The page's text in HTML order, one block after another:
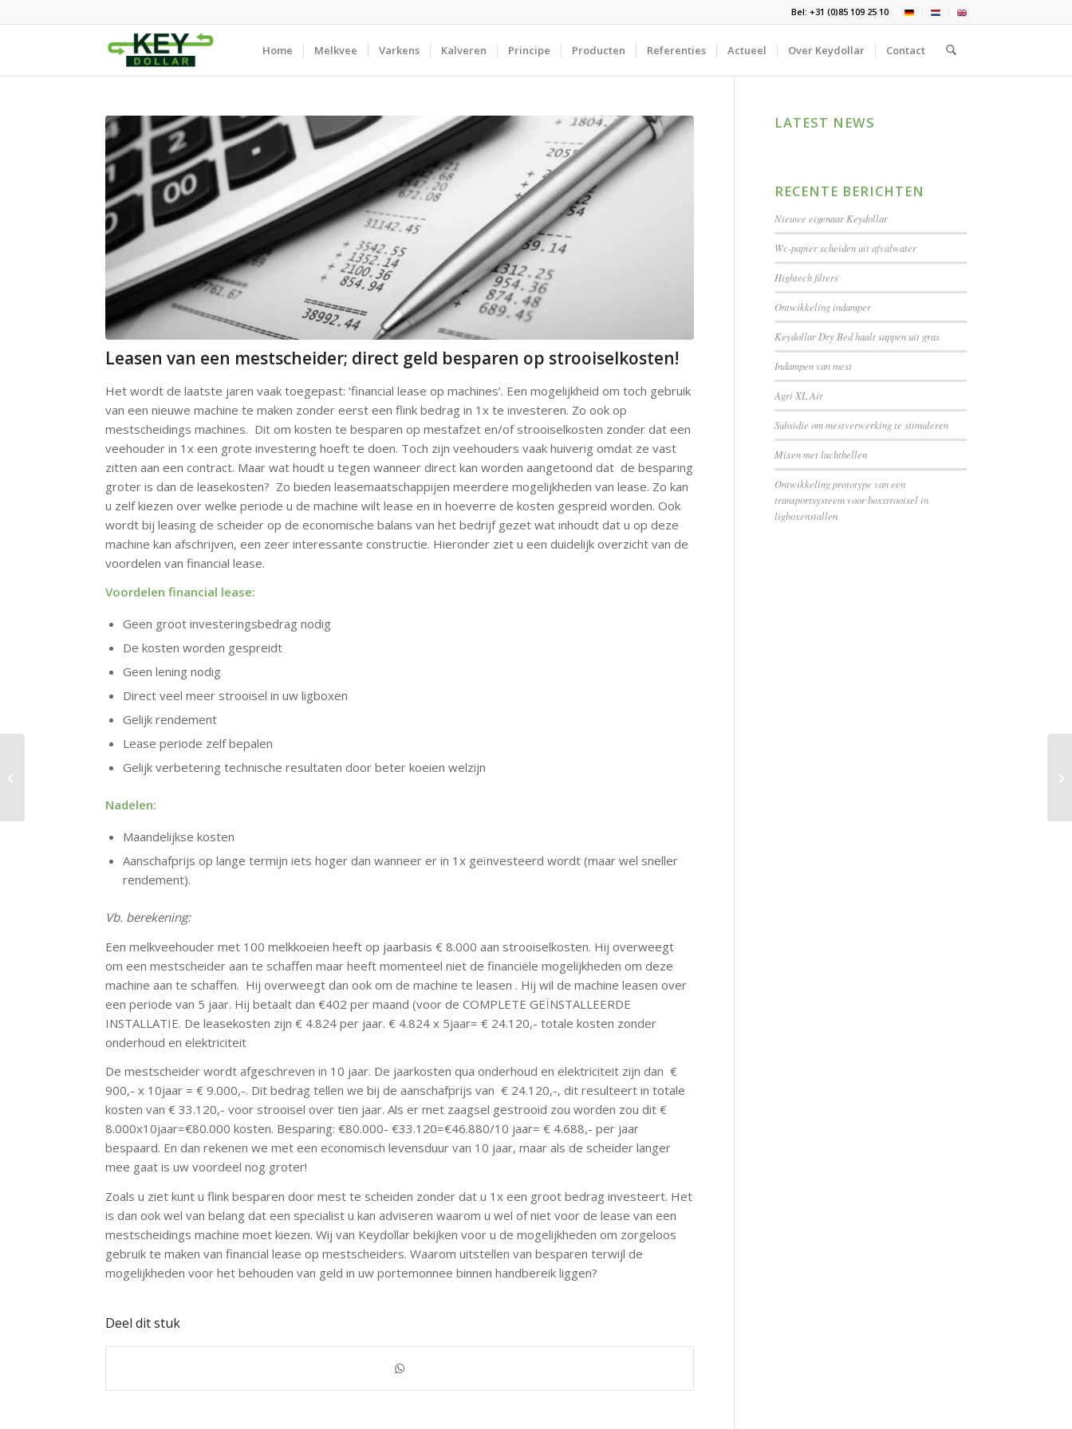
Bel: +31 (0)85 109 25 10
Home Melkvee Varkens Kalveren Principe Producten Referenties Actueel Over Keydollar Contact
Leasen van een mestscheider; direct geld besparen op strooiselkosten!
Het wordt de laatste jaren vaak toegepast: ‘financial lease op machines’. Een mogelijkheid om toch gebruik
van een nieuwe machine te maken zonder eerst een flink bedrag in 1x te investeren. Zo ook op
mestscheidings machines. Dit om kosten te besparen op mestafzet en/of strooiselkosten zonder dat een
veehouder in 1x een grote investering hoeft te doen. Toch zijn veehouders vaak huiverig omdat ze vast
zitten aan een contract. Maar wat houdt u tegen wanneer direct kan worden aangetoond dat de besparing
groter is dan de leasekosten? Zo bieden leasemaatschappijen meerdere mogelijkheden van lease. Zo kan
u zelf kiezen over welke periode u de machine wilt lease en in hoeverre de kosten gespreid worden. Ook
wordt bij leasing de scheider op de economische balans van het bedrijf gezet wat inhoudt dat u op deze
machine kan afschrijven, een zeer interessante constructie. Hieronder ziet u een duidelijk overzicht van de
voordelen van financial lease.
Voordelen financial lease:
Geen groot investeringsbedrag nodig
De kosten worden gespreidt
Geen lening nodig
Direct veel meer strooisel in uw ligboxen
Gelijk rendement
Lease periode zelf bepalen
Gelijk verbetering technische resultaten door beter koeien welzijn
Nadelen:
Maandelijkse kosten
Aanschafprijs op lange termijn iets hoger dan wanneer er in 1x geïnvesteerd wordt (maar wel sneller
rendement).
Vb. berekening:
Een melkveehouder met 100 melkkoeien heeft op jaarbasis € 8.000 aan strooiselkosten. Hij overweegt
om een mestscheider aan te schaffen maar heeft momenteel niet de financiële mogelijkheden om deze
machine aan te schaffen. Hij overweegt dan ook om de machine te leasen . Hij wil de machine leasen over
een periode van 5 jaar. Hij betaalt dan €402 per maand (voor de COMPLETE GEÏNSTALLEERDE
INSTALLATIE. De leasekosten zijn € 4.824 per jaar. € 4.824 x 5jaar= € 24.120,- totale kosten zonder
onderhoud en elektriciteit
De mestscheider wordt afgeschreven in 10 jaar. De jaarkosten qua onderhoud en elektriciteit zijn dan €
900,- x 10jaar = € 9.000,-. Dit bedrag tellen we bij de aanschafprijs van € 24.120,-, dit resulteert in totale
kosten van € 33.120,- voor strooisel over tien jaar. Als er met zaagsel gestrooid zou worden zou dit €
8.000x10jaar=€80.000 kosten. Besparing: €80.000- €33.120=€46.880/10 jaar= € 4.688,- per jaar
bespaard. En dan rekenen we met een economisch levensduur van 10 jaar, maar als de scheider langer
mee gaat is uw voordeel nog groter!
Zoals u ziet kunt u flink besparen door mest te scheiden zonder dat u 1x een groot bedrag investeert. Het
is dan ook wel van belang dat een specialist u kan adviseren waarom u wel of niet voor de lease van een
mestscheidings machine moet kiezen. Wij van Keydollar bekijken voor u de mogelijkheden om zorgeloos
gebruik te maken van financial lease op mestscheiders. Waarom uitstellen van besparen terwijl de
mogelijkheden voor het behouden van geld in uw portemonnee binnen handbereik liggen?
Deel dit stuk
LATEST NEWS
RECENTE BERICHTEN
Nieuwe eigenaar Keydollar
Wc-papier scheiden uit afvalwater
Hightech filters
Ontwikkeling indamper
Keydollar Dry Bed haalt sappen uit gras
Indampen van mest
Agri XL Air
Subsidie om mestverwerking te stimuleren
Mixen met luchtbellen
Ontwikkeling prototype van een
transportsysteem voor boxstrooisel in
ligboxenstallen
perspectieven van de